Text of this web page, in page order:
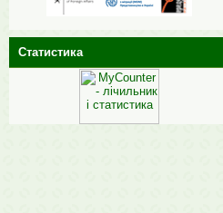
Статистика